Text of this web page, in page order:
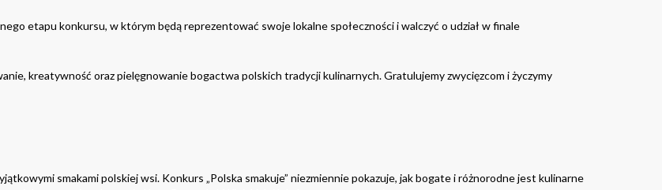
etapu konkursu, w którym będą reprezentować swoje lokalne społeczności i walczyć o udział w finale
kreatywność oraz pielęgnowanie bogactwa polskich tradycji kulinarnych. Gratulujemy zwycięzcom i życzymy
smakami polskiej wsi. Konkurs „Polska smakuje” niezmiennie pokazuje, jak bogate i różnorodne jest kulinarne